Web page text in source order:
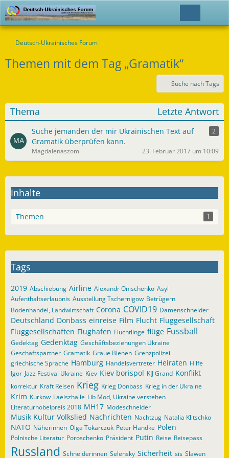
Deutsch-Ukrainisches Forum
Themen mit dem Tag „Gramatik“
Suche nach Tags
Thema Letzte Antwort
Suche jemanden der mir Ukrainischen Text auf
Gramatik überprüfen kann.
2
Magdalenaszom 23. Februar 2017 um 10:09
Inhalte
Themen 1
Tags
2019 Abschiebung Airline Alexandr Onischenko Asyl
Aufenthaltserlaubnis Ausstellung Tschernigow Betrügern
Bodenhandel, Landwirtschaft Corona COVID19 Damenschneider
Deutschland Donbass einreise Film Flucht Fluggesellschaft
Fluggesellschaften Flughafen Flüchtlinge flüge Fussball
Gedektag Gedenktag Geschäftsbeziehungen Ukraine
Geschäftspartner Gramatik Graue Bienen Grenzpolizei
griechische Sprache Hamburg Handelsvertreter Heiraten Hilfe
Igor Jazz Festival Ukraine Kiev Kiev borispol KIJ Grand Konflikt
korrektur Kraft Reisen Krieg Krieg Donbass Krieg in der Ukraine
Krim Kurkow Laeiszhalle Lib Mod, Ukraine verstehen
Literaturnobelpreis 2018 MH17 Modeschneider
Musik Kultur Volkslied Nachrichten Nachtzug Natalia Klitschko
NATO Näherinnen Olga Tokarczuk Peter Handke Polen
Polnische Literatur Poroschenko Präsident Putin Reise Reisepass
Russland Schneiderinnen Selensky Sicherheit sis Slawen